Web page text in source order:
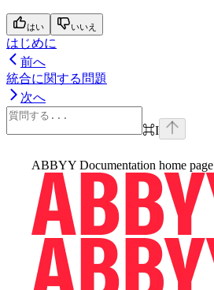
はい いいえ
はじめに
前へ
統合に関する問題
次へ
⌘I
ABBYY Documentation home page